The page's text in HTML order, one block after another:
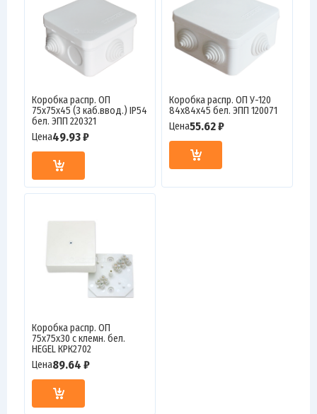
Коробка распр. ОП
75х75х45 (3 каб.ввод.) IP54
бел. ЭПП 220321
Цена49.93 ₽
Коробка распр. ОП У-120
84х84х45 бел. ЭПП 120071
Цена55.62 ₽
Коробка распр. ОП
75х75х30 с клемн. бел.
HEGEL КРК2702
Цена89.64 ₽